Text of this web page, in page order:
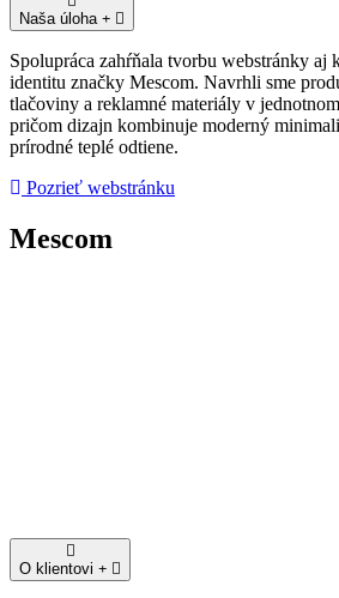
Naša úloha
Spolupráca zahŕňala tvorbu webstránky aj
identitu značky Mescom. Navrhli sme
tlačoviny a reklamné materiály v
pričom dizajn kombinuje moderný
prírodné teplé odtiene.
Pozrieť webstránku
Mescom
O klientovi